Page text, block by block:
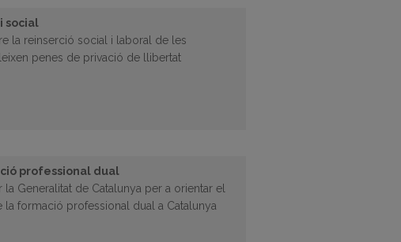
social
la reinserció social i laboral de les
penes de privació de llibertat
professional dual
la Generalitat de Catalunya per a orientar el
formació professional dual a Catalunya